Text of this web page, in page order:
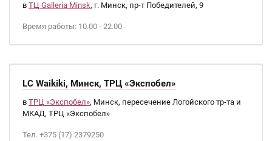
в ТЦ Galleria Minsk, г. Минск, пр-т Победителей, 9
Время работы: 10.00 - 22.00
LC Waikiki, Минск, ТРЦ «Экспобел»
в ТРЦ «Экспобел», Минск, пересечение Логойского тр-та и
МКАД, ТРЦ «Экспобел»
Тел. +375 (17) 2379250